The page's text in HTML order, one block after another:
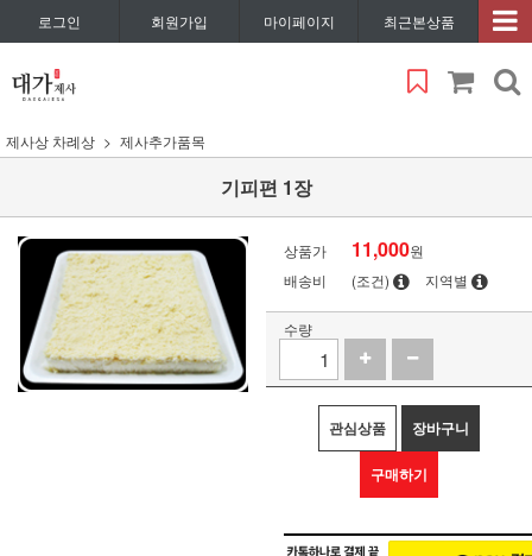
로그인 회원가입 마이페이지 최근본상품
제사상 차례상 제사추가품목
기피편 1장
상품가 11,000원
배송비
(조건) 지역별
수량
관심상품 장바구니
구매하기